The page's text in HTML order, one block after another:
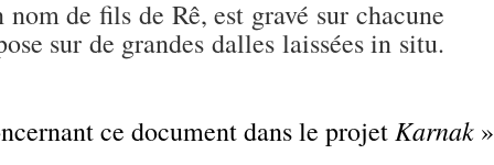
de fils de Rê, est gravé sur chacune
sur de grandes dalles laissées in situ.
ce document dans le projet Karnak »